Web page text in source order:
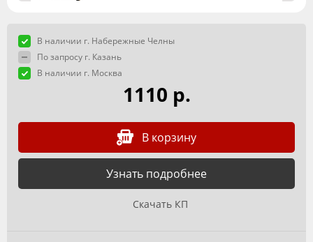
В наличии г. Набережные Челны
По запросу г. Казань
В наличии г. Москва
1110 р.
В корзину
Узнать подробнее
Скачать КП